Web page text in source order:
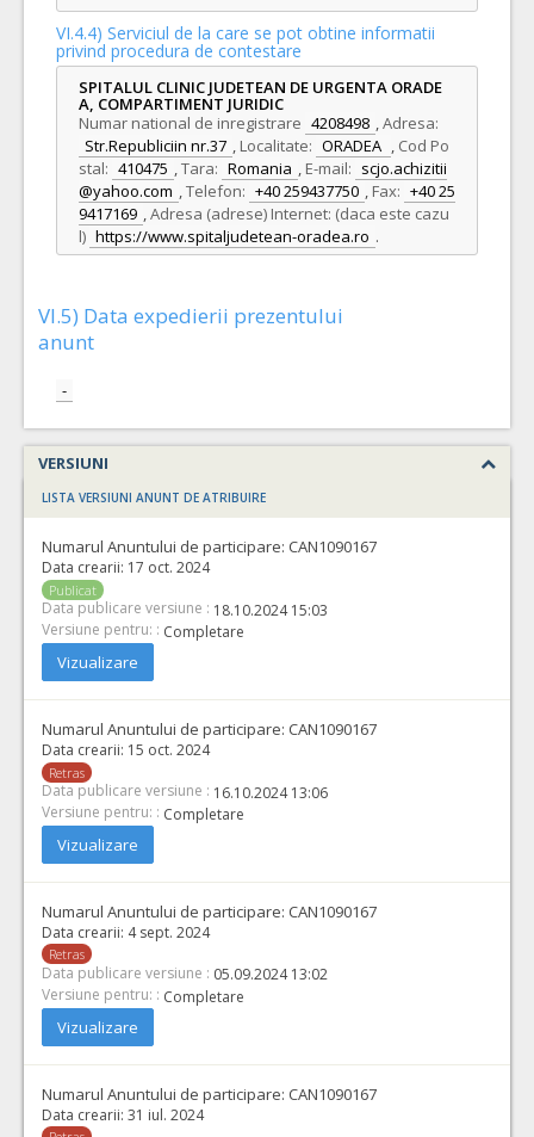
VI.4.4) Serviciul de la care se pot obtine informatii
privind procedura de contestare
SPITALUL CLINIC JUDETEAN DE URGENTA ORADE
A, COMPARTIMENT JURIDIC
Numar national de inregistrare 4208498 ,Adresa:
Str.Republiciin nr.37 , Localitate: ORADEA , Cod Po
stal: 410475 ,Tara: Romania , E-mail: scjo.achizitii
@yahoo.com ,Telefon: +40 259437750 , Fax: +40 25
9417169 ,Adresa (adrese) Internet: (daca este cazu
l) https://www.spitaljudetean-oradea.ro .
VI.5) Data expedierii prezentului
anunt
-
VERSIUNI
LISTA VERSIUNI ANUNT DE ATRIBUIRE
Numarul Anuntului de participare: CAN1090167
Data crearii: 17 oct. 2024
Publicat
Data publicare versiune : 18.10.2024 15:03
Versiune pentru: : Completare
Vizualizare
Numarul Anuntului de participare: CAN1090167
Data crearii: 15 oct. 2024
Retras
Data publicare versiune : 16.10.2024 13:06
Versiune pentru: : Completare
Vizualizare
Numarul Anuntului de participare: CAN1090167
Data crearii: 4 sept. 2024
Retras
Data publicare versiune : 05.09.2024 13:02
Versiune pentru: : Completare
Vizualizare
Numarul Anuntului de participare: CAN1090167
Data crearii: 31 iul. 2024